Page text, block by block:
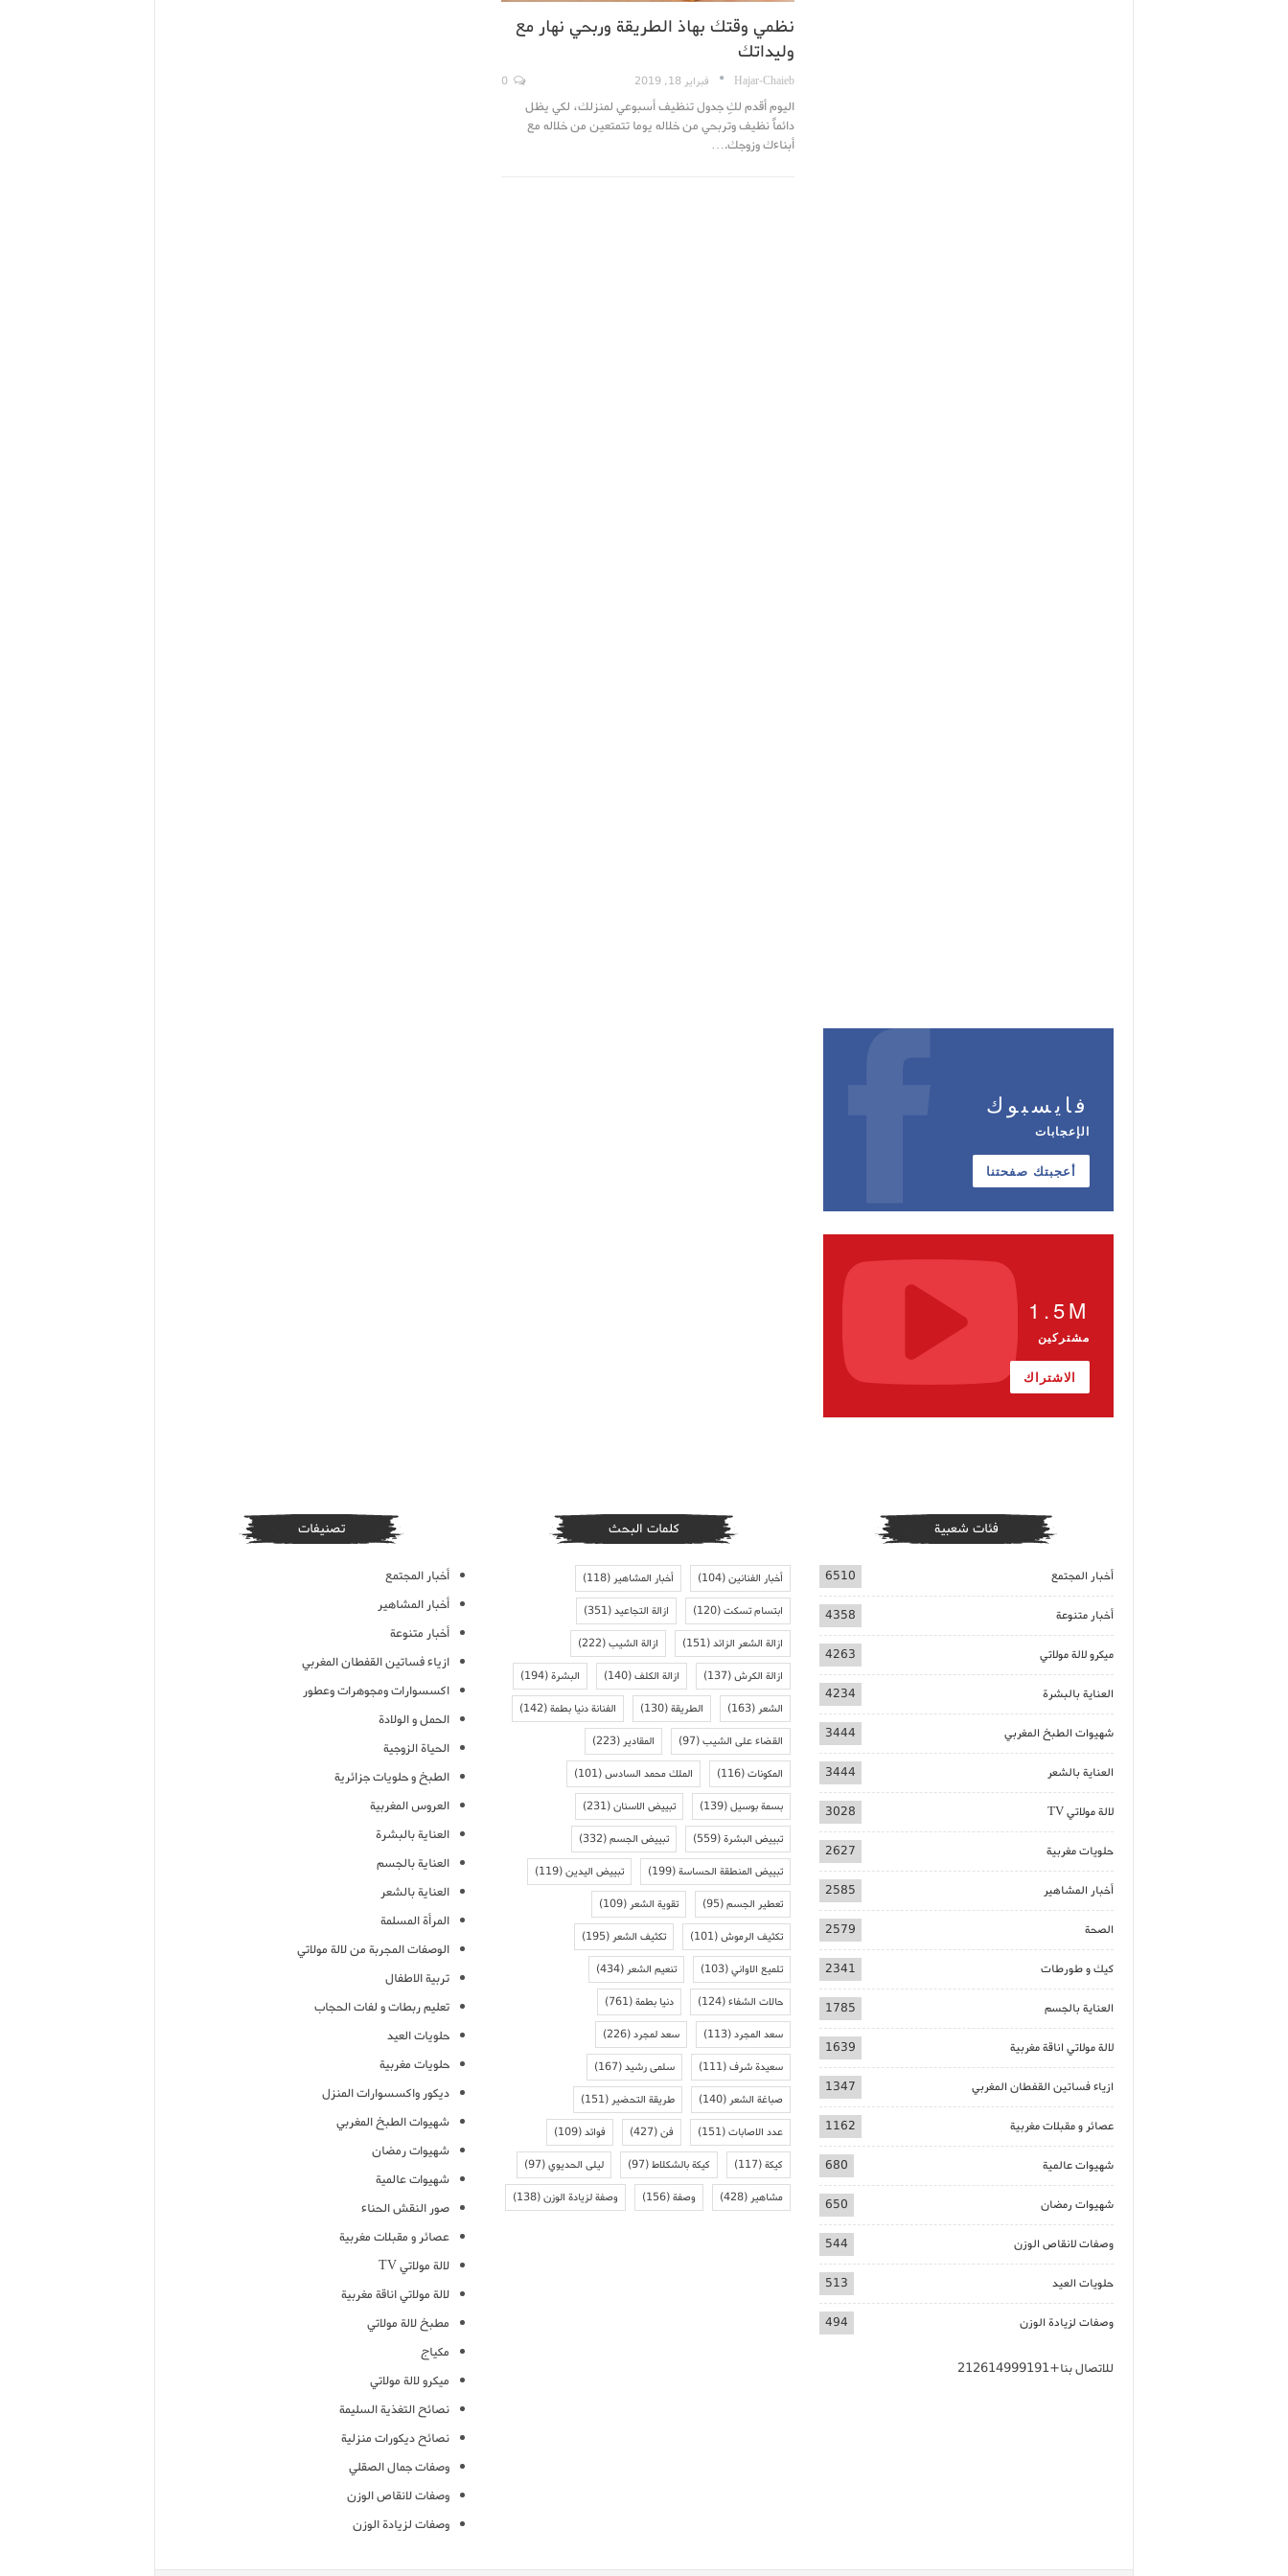
نظمي وقتك بهاذ الطريقة وربحي نهار مع
وليداتك
Hajar-Chaieb فبراير 18, 2019
اليوم أقدم لكِ جدول تنظيف أسبوعي لمنزلك، لكي يظل
دائماً نظيف وتربحي من خلاله يوما تتمتعين من خلاله مع
أبناءك وزوجك.…
فايسبوك
الإعجابات
أعجبتك صفحتنا
1.5M
مشتركين
الاشتراك
فئات شعبية
أخبار المجتمع 6510
أخبار متنوعة 4358
ميكرو لالة مولاتي 4263
العناية بالبشرة 4234
شهيوات الطبخ المغربي 3444
العناية بالشعر 3444
لالة مولاتي TV 3028
حلويات مغربية 2627
أخبار المشاهير 2585
الصحة 2579
كيك و طورطات 2341
العناية بالجسم 1785
لالة مولاتي اناقة مغربية 1639
ازياء فساتين القفطان المغربي 1347
عصائر و مقبلات مغربية 1162
شهيوات عالمية 680
شهيوات رمضان 650
وصفات لانقاص الوزن 544
حلويات العيد 513
وصفات لزيادة الوزن 494
للاتصال بنا+212614999191
كلمات البحث
أخبار الفنانين(104) أخبار المشاهير(118)
ابتسام تسكت(120) ازالة التجاعيد(351)
ازالة الشعر الزائد(151) ازالة الشيب(222)
ازالة الكرش(137) ازالة الكلف(140) البشرة(194)
الشعر(163) الطريقة(130) الفنانة دنيا بطمة(142)
القضاء على الشيب(97) المقادير(223)
المكونات(116) الملك محمد السادس(101)
بسمة بوسيل(139) تبييض الاسنان(231)
تبييض البشرة(559) تبييض الجسم(332)
تبييض المنطقة الحساسة(199) تبييض اليدين(119)
تعطير الجسم(95) تقوية الشعر(109)
تكثيف الرموش(101) تكثيف الشعر(195)
تلميع الاواني(103) تنعيم الشعر(434)
حالات الشفاء(124) دنيا بطمة(761)
سعد المجرد(113) سعد لمجرد(226)
سعيدة شرف(111) سلمى رشيد(167)
صباغة الشعر(140) طريقة التحضير(151)
عدد الاصابات(151) فن(427) فوائد(109)
كيكة(117) كيكة بالشكلاط(97) ليلى الحديوي(97)
مشاهير(428) وصفة(156) وصفة لزيادة الوزن(138)
تصنيفات
أخبار المجتمع
أخبار المشاهير
أخبار متنوعة
ازياء فساتين القفطان المغربي
اكسسوارات ومجوهرات وعطور
الحمل و الولادة
الحياة الزوجية
الطبخ و حلويات جزائرية
العروس المغربية
العناية بالبشرة
العناية بالجسم
العناية بالشعر
المرأة المسلمة
الوصفات المجربة من لالة مولاتي
تربية الاطفال
تعليم ربطات و لفات الحجاب
حلويات العيد
حلويات مغربية
ديكور واكسسوارات المنزل
شهيوات الطبخ المغربي
شهيوات رمضان
شهيوات عالمية
صور النقش الحناء
عصائر و مقبلات مغربية
لالة مولاتي TV
لالة مولاتي اناقة مغربية
مطبخ لالة مولاتي
مكياج
ميكرو لالة مولاتي
نصائح التغذية السليمة
نصائح ديكورات منزلية
وصفات جمال الصقلي
وصفات لانقاص الوزن
وصفات لزيادة الوزن